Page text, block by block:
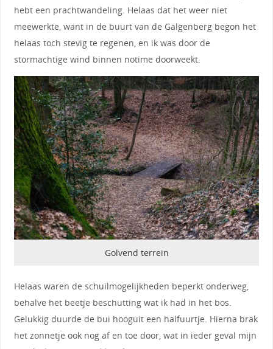
hebt een prachtwandeling. Helaas dat het weer niet
meewerkte, want in de buurt van de Galgenberg begon het
helaas toch stevig te regenen, en ik was door de
stormachtige wind binnen notime doorweekt.
Golvend terrein
Helaas waren de schuilmogelijkheden beperkt onderweg,
behalve het beetje beschutting wat ik had in het bos.
Gelukkig duurde de bui hooguit een halfuurtje. Hierna brak
het zonnetje ook nog af en toe door, wat in ieder geval mijn